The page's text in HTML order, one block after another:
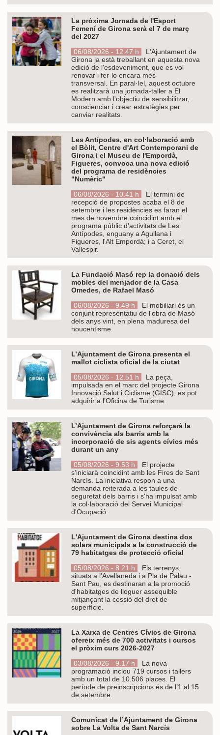
La pròxima Jornada de l'Esport
Femení de Girona serà el 7 de març
del 2027
06/08/2026 - 12.47 h
L'Ajuntament de
Girona ja està treballant en aquesta nova
edició de l'esdeveniment, que es vol
renovar i fer-lo encara més
transversal. En paral·lel, aquest octubre
es realitzarà una jornada-taller a El
Modern amb l'objectiu de sensibilitzar,
conscienciar i crear estratègies per
canviar realitats.
Les Antípodes, en col·laboració amb
el Bòlit, Centre d'Art Contemporani de
Girona i el Museu de l'Empordà,
Figueres, convoca una nova edició
del programa de residències
"Numèric"
06/08/2026 - 10.41 h
El termini de
recepció de propostes acaba el 8 de
setembre i les residències es faran el
mes de novembre coincidint amb el
programa públic d'activitats de Les
Antípodes, enguany a Agullana i
Figueres, l'Alt Empordà; i a Ceret, el
Vallespir.
La Fundació Masó rep la donació dels
mobles del menjador de la Casa
Omedes, de Rafael Masó
06/08/2026 - 9.49 h
El mobiliari és un
conjunt representatiu de l'obra de Masó
dels anys vint, en plena maduresa del
noucentisme.
L’Ajuntament de Girona presenta el
mallot ciclista oficial de la ciutat
05/08/2026 - 12.51 h
La peça,
impulsada en el marc del projecte Girona
Innovació Salut i Ciclisme (GISC), es pot
adquirir a l’Oficina de Turisme.
L’Ajuntament de Girona reforçarà la
convivència als barris amb la
incorporació de sis agents cívics més
durant un any
05/08/2026 - 9.53 h
El projecte
s’iniciarà coincidint amb les Fires de Sant
Narcís. La iniciativa respon a una
demanda reiterada a les taules de
seguretat dels barris i s'ha impulsat amb
la col·laboració del Servei Municipal
d'Ocupació.
L'Ajuntament de Girona destina dos
solars municipals a la construcció de
79 habitatges de protecció oficial
05/08/2026 - 8.21 h
Els terrenys,
situats a l'Avellaneda i a Pla de Palau -
Sant Pau, es destinaran a la promoció
d'habitatges de lloguer assequible
mitjançant la cessió del dret de
superfície.
La Xarxa de Centres Cívics de Girona
ofereix més de 700 activitats i cursos
el pròxim curs 2026-2027
03/08/2026 - 9.17 h
La nova
programació inclou 719 cursos i tallers
amb un total de 10.506 places. El
període de preinscripcions és de l’1 al 15
de setembre.
Comunicat de l’Ajuntament de Girona
sobre La Volta de Sant Narcís